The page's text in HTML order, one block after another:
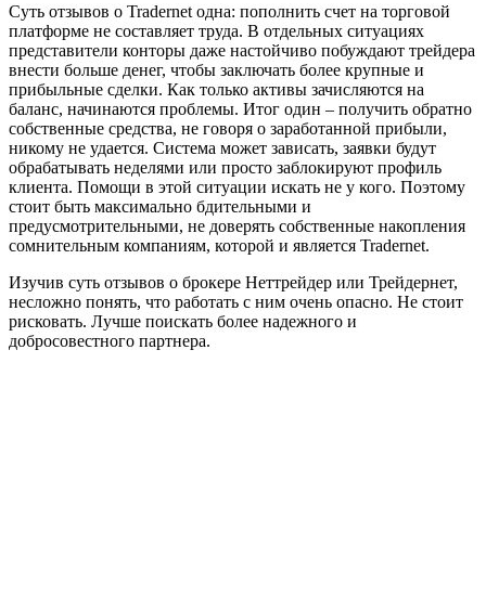
Суть отзывов о Tradernet одна: пополнить счет на торговой
платформе не составляет труда. В отдельных ситуациях
представители конторы даже настойчиво побуждают трейдера
внести больше денег, чтобы заключать более крупные и
прибыльные сделки. Как только активы зачисляются на
баланс, начинаются проблемы. Итог один – получить обратно
собственные средства, не говоря о заработанной прибыли,
никому не удается. Система может зависать, заявки будут
обрабатывать неделями или просто заблокируют профиль
клиента. Помощи в этой ситуации искать не у кого. Поэтому
стоит быть максимально бдительными и
предусмотрительными, не доверять собственные накопления
сомнительным компаниям, которой и является Tradernet.
Изучив суть отзывов о брокере Неттрейдер или Трейдернет,
несложно понять, что работать с ним очень опасно. Не стоит
рисковать. Лучше поискать более надежного и
добросовестного партнера.